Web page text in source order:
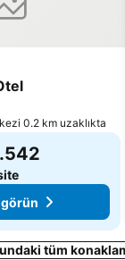
& Restoran
Apollo
0.2 km uzaklıkta
görün
tüm